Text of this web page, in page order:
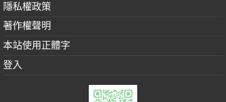
隱私權政策
著作權聲明
本站使用正體字
登入